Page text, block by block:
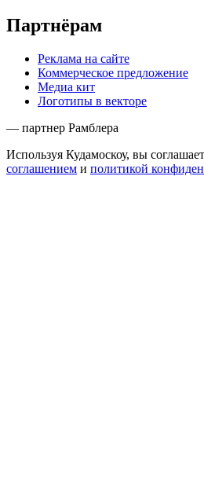
Партнёрам
Реклама на сайте
Коммерческое предложение
Медиа кит
Логотипы в векторе
— партнер Рамблера
Используя Кудамоскоу, вы
соглашением и политикой